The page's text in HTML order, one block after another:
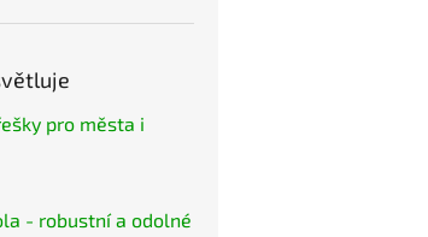
pro města i
- robustní a odolné